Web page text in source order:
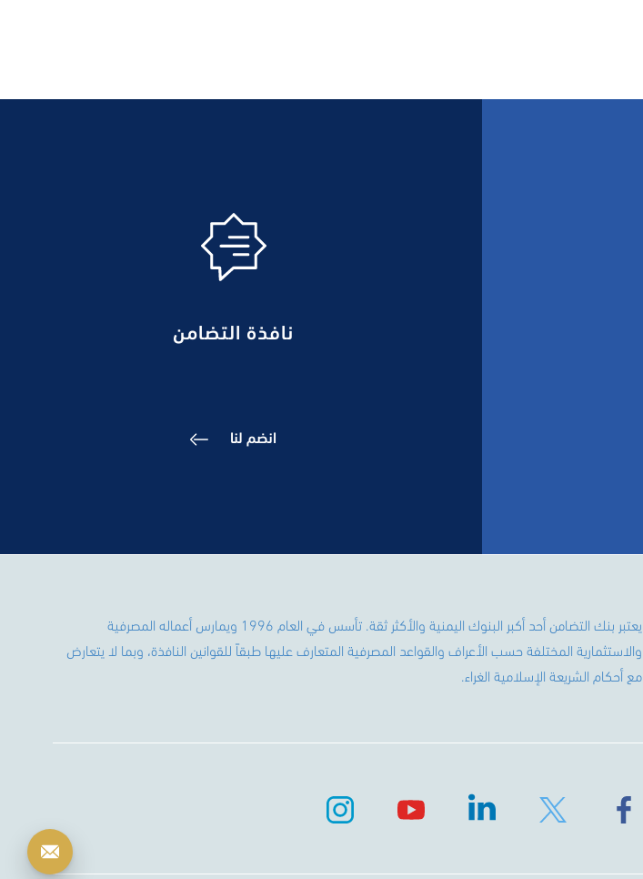
نافذة التضامن
انضم لنا
يعتبر بنك التضامن أحد أكبر البنوك اليمنية والأكثر ثقة. تأسس في العام 1996 ويمارس أعماله المصرفية
والاستثمارية المختلفة حسب الأعراف والقواعد المصرفية المتعارف عليها طبقاً للقوانين النافذة، وبما لا يتعارض
مع أحكام الشريعة الإسلامية الغراء.